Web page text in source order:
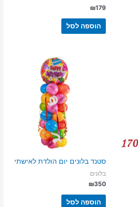
₪179
הוספה לסל
סטנד בלונים יום הולדת לאישתי
בלונים
₪350
הוספה לסל